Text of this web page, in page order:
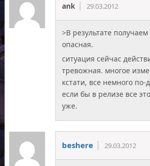
ank 29.03.2012
>В результате
опасная.
ситуация сейчас
тревожная. многое
кстати, все немного по-
если бы в релизе все
уже.
beshere 29.03.2012